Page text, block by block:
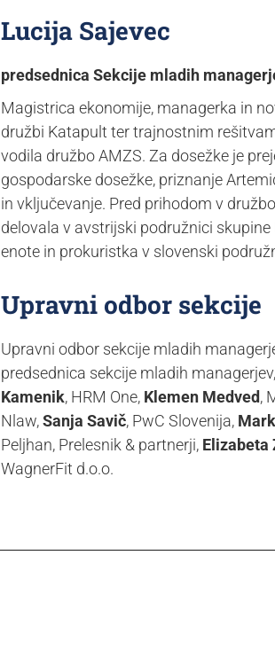
Lucija Sajevec
predsednica Sekcije mladih
Magistrica ekonomije, managerka in
družbi Katapult ter trajnostnim
vodila družbo AMZS. Za dosežke je
gospodarske dosežke, priznanje
in vključevanje. Pred prihodom v
delovala v avstrijski podružnici
enote in prokuristka v slovenski
Upravni odbor sekcije
Upravni odbor sekcije mladih
predsednica sekcije mladih
Kamenik, HRM One, Klemen Medved,
Nlaw,Sanja Savič, PwC Slovenija,
Peljhan, Prelesnik & partnerji, Elizabeta
WagnerFit d.o.o.